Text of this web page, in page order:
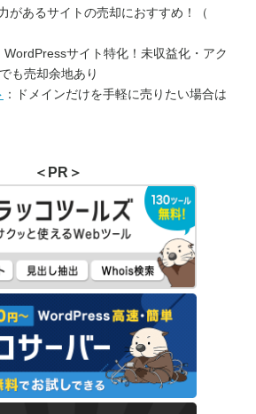
があるサイトの売却におすすめ！（
WordPressサイト特化！未収益化・アク
も売却余地あり
：ドメインだけを手軽に売りたい場合は
＜PR＞